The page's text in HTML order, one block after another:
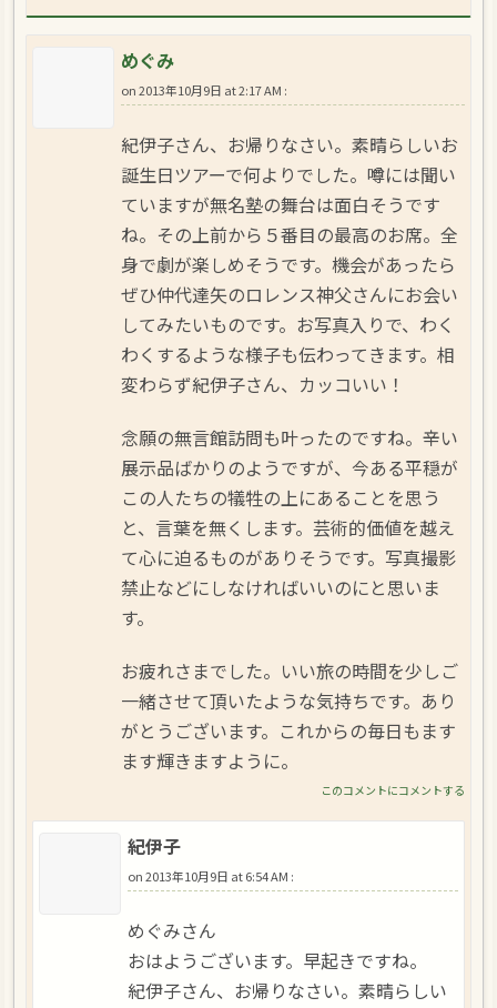
めぐみ
on2013年10月9日 at 2:17 AM :
紀伊子さん、お帰りなさい。素晴らしいお
誕生日ツアーで何よりでした。噂には聞い
ていますが無名塾の舞台は面白そうです
ね。その上前から５番目の最高のお席。全
身で劇が楽しめそうです。機会があったら
ぜひ仲代達矢のロレンス神父さんにお会い
してみたいものです。お写真入りで、わく
わくするような様子も伝わってきます。相
変わらず紀伊子さん、カッコいい！
念願の無言館訪問も叶ったのですね。辛い
展示品ばかりのようですが、今ある平穏が
この人たちの犠牲の上にあることを思う
と、言葉を無くします。芸術的価値を越え
て心に迫るものがありそうです。写真撮影
禁止などにしなければいいのにと思いま
す。
お疲れさまでした。いい旅の時間を少しご
一緒させて頂いたような気持ちです。あり
がとうございます。これからの毎日もます
ます輝きますように。
このコメントにコメントする
紀伊子
on2013年10月9日 at 6:54 AM :
めぐみさん
おはようございます。早起きですね。
紀伊子さん、お帰りなさい。素晴らしい